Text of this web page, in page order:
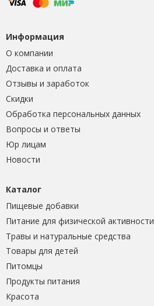
Информация
О компании
Доставка и оплата
Отзывы и заработок
Скидки
Обработка персональных данных
Вопросы и ответы
Юр лицам
Новости
Каталог
Пищевые добавки
Питание для физической активности
Травы и натуральные средства
Товары для детей
Питомцы
Продукты питания
Красота